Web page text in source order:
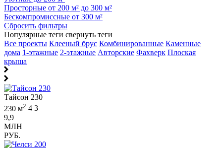
Просторные от 200 м² до 300 м²
Бескомпромиссные от 300 м²
Сбросить фильтры
Популярные теги свернуть теги
Все проекты Клееный брус Комбинированные Каменные
дома 1-этажные 2-этажные Авторские Фахверк Плоская
крыша
Тайсон 230
230 м2 4 3
9,9
МЛН
РУБ.